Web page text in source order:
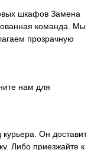
шкафов Замена
команда. Мы
прозрачную
нам для
Он доставит
Либо приезжайте к